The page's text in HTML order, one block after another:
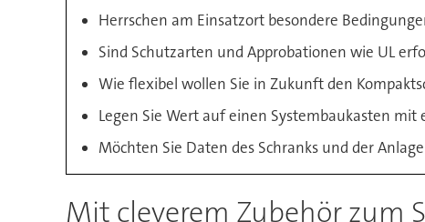
Herrschen am Einsatzort besondere
Sind Schutzarten und Approbationen wie UL
Wie flexibel wollen Sie in Zukunft den
Legen Sie Wert auf einen Systembaukasten
Möchten Sie Daten des Schranks und der
Mit cleverem Zubehör zum